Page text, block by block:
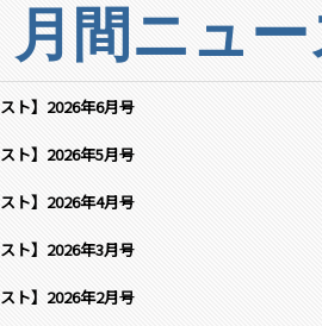
月間ニュ
ト】2026年6月号
ト】2026年5月号
ト】2026年4月号
ト】2026年3月号
ト】2026年2月号